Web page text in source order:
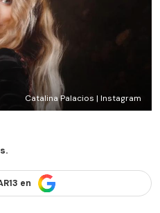
Catalina Palacios | Instagram
en